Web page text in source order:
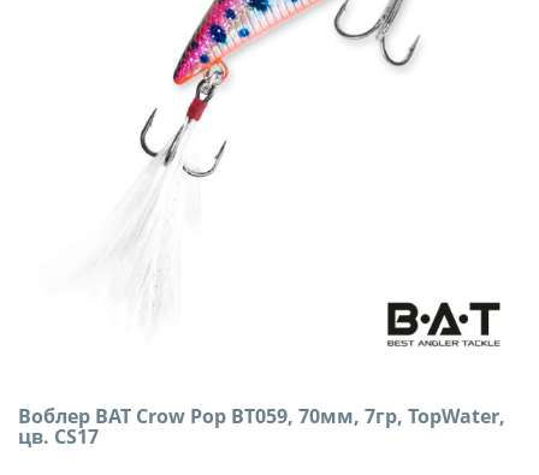
Воблер BAT Crow Pop BT059, 70мм, 7гр, TopWater,
цв. CS17